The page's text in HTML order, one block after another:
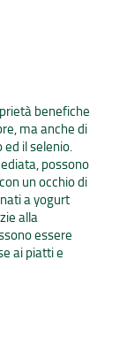
benefiche
ma anche di
il selenio.
possono
un occhio di
a yogurt
alla
essere
ai piatti e